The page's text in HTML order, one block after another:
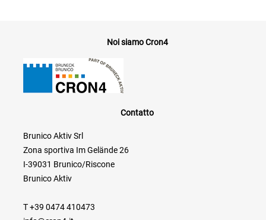
Noi siamo Cron4
Contatto
Brunico Aktiv Srl
Zona sportiva Im Gelände 26
I-39031 Brunico/Riscone
Brunico Aktiv
T +39 0474 410473